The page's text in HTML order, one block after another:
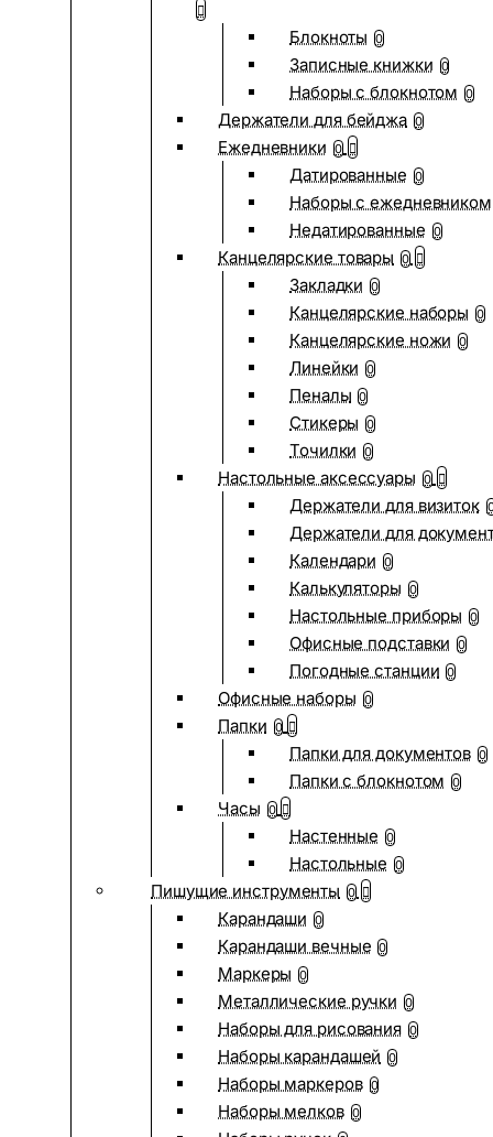
Блокноты 0
Записные книжки 0
Наборы с блокнотом 0
Держатели для бейджа 0
Ежедневники 0
Датированные 0
Наборы с ежедневником
Недатированные 0
Канцелярские товары 0
Закладки 0
Канцелярские наборы 0
Канцелярские ножи 0
Линейки 0
Пеналы 0
Стикеры 0
Точилки 0
Настольные аксессуары 0
Держатели для визиток
Держатели для
Календари 0
Калькуляторы 0
Настольные приборы 0
Офисные подставки 0
Погодные станции 0
Офисные наборы 0
Папки 0
Папки для документов 0
Папки с блокнотом 0
Часы 0
Настенные 0
Настольные 0
Пишущие инструменты 0
Карандаши 0
Карандаши вечные 0
Маркеры 0
Металлические ручки 0
Наборы для рисования 0
Наборы карандашей 0
Наборы маркеров 0
Наборы мелков 0